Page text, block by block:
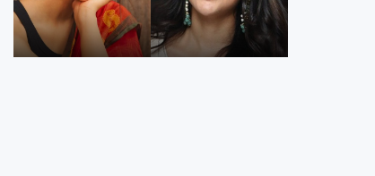
நடிகை மீனாக்க்ஷி
சௌத்திரியின்
புகைப்படத்தொகுப்பு
நடிகை ருக்மணி
வசந்தின்
புகைப்படத்தொகுப்பு